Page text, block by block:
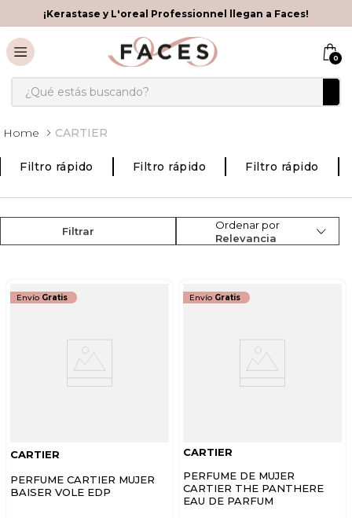
¡Kerastase y L'oreal Professionnel llegan a Faces!
0
¿Qué estás buscando?
CARTIER
Filtro rápido Filtro rápido Filtro rápido
Filtrar
Ordenar por
Relevancia
Envío Gratis
CARTIER
PERFUME CARTIER MUJER
BAISER VOLE EDP
Envío Gratis
CARTIER
PERFUME DE MUJER
CARTIER THE PANTHERE
EAU DE PARFUM